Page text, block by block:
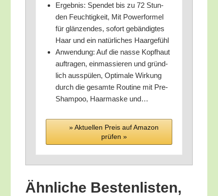
Ergeb­nis: Spen­det bis zu 72 Stun­
den Feuch­tig­keit, Mit Power­for­mel
für glän­zen­des, sofort gebän­dig­tes
Haar und ein natür­li­ches Haargefühl
Anwen­dung: Auf die nas­se Kopf­haut
auf­tra­gen, ein­mas­sie­ren und gründ­
lich aus­spü­len, Opti­ma­le Wir­kung
durch die gesam­te Rou­ti­ne mit Pre-
Sham­poo, Haar­mas­ke und…
» Aktu­el­len Preis auf Ama­zon
prü­fen »
Ähn­li­che Bes­ten­lis­ten,